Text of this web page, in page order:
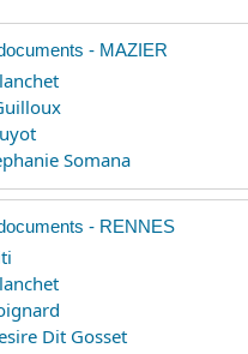
- MAZIER
Somana
- RENNES
Dit Gosset